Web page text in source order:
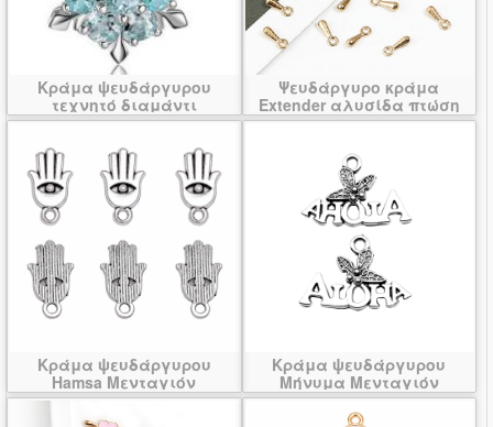
Κράμα ψευδάργυρου
τεχνητό διαμάντι
μενταγιόν
Ψευδάργυρο κράμα
Extender αλυσίδα πτώση
Κράμα ψευδάργυρου
Hamsa Μενταγιόν
Κράμα ψευδάργυρου
Μήνυμα Μενταγιόν